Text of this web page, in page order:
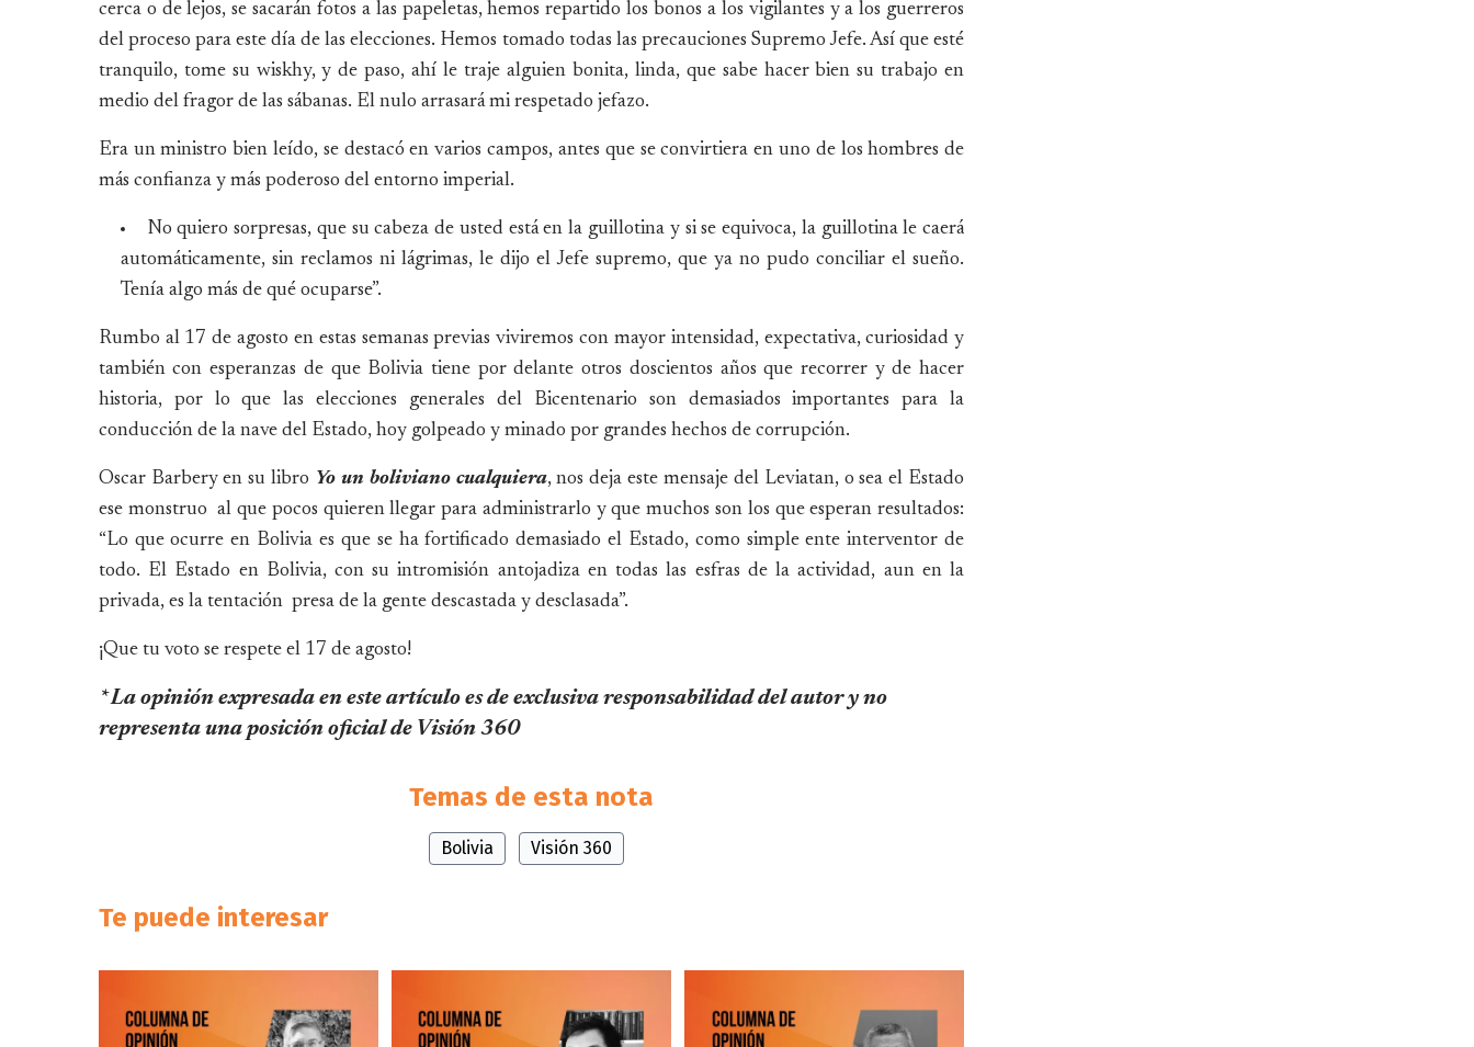
cerca o de lejos, se sacarán fotos a las papeletas, hemos repartido los bonos a los vigilantes y a los guerreros
del proceso para este día de las elecciones. Hemos tomado todas las precauciones Supremo Jefe. Así que esté
tranquilo, tome su wiskhy, y de paso, ahí le traje alguien bonita, linda, que sabe hacer bien su trabajo en
medio del fragor de las sábanas. El nulo arrasará mi respetado jefazo.
Era un ministro bien leído, se destacó en varios campos, antes que se convirtiera en uno de los hombres de
más confianza y más poderoso del entorno imperial.
No quiero sorpresas, que su cabeza de usted está en la guillotina y si se equivoca, la guillotina le caerá
automáticamente, sin reclamos ni lágrimas, le dijo el Jefe supremo, que ya no pudo conciliar el sueño.
Tenía algo más de qué ocuparse”.
Rumbo al 17 de agosto en estas semanas previas viviremos con mayor intensidad, expectativa, curiosidad y
también con esperanzas de que Bolivia tiene por delante otros doscientos años que recorrer y de hacer
historia, por lo que las elecciones generales del Bicentenario son demasiados importantes para la
conducción de la nave del Estado, hoy golpeado y minado por grandes hechos de corrupción.
Oscar Barbery en su libro Yo un boliviano cualquiera, nos deja este mensaje del Leviatan, o sea el Estado
ese monstruo al que pocos quieren llegar para administrarlo y que muchos son los que esperan resultados:
“Lo que ocurre en Bolivia es que se ha fortificado demasiado el Estado, como simple ente interventor de
todo. El Estado en Bolivia, con su intromisión antojadiza en todas las esfras de la actividad, aun en la
privada, es la tentación presa de la gente descastada y desclasada”.
¡Que tu voto se respete el 17 de agosto!
* La opinión expresada en este artículo es de exclusiva responsabilidad del autor y no
representa una posición oficial de Visión 360
Temas de esta nota
Bolivia Visión 360
Te puede interesar